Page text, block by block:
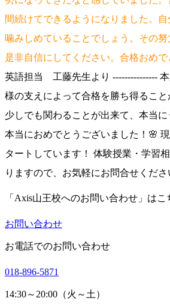
間続けてできるようになりました。
噛みしめていることでしょう。その努
是非自信にしてください。合格おめで
英語担当 工藤先生より ---------------
様の支えによって合格を勝ち得るこ
少しでも関わることが出来て、本当に
本当におめでとうございました！🌸
タートしています！ 体験授業・学習
りますので、お気軽にお問合せくださ
「Axis山王校へのお問い合わせ」はこ
お問い合わせ
お電話でのお問い合わせ
018-896-5871
14:30～20:00（火～土）